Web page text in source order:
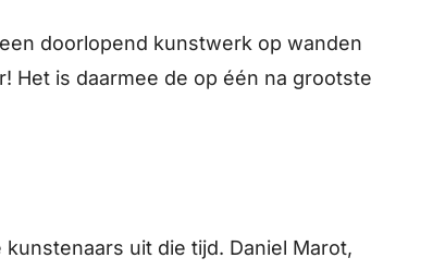
doorlopend kunstwerk op wanden
Het is daarmee de op één na grootste
uit die tijd. Daniel Marot,